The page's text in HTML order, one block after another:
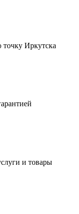
точку Иркутска
и товары